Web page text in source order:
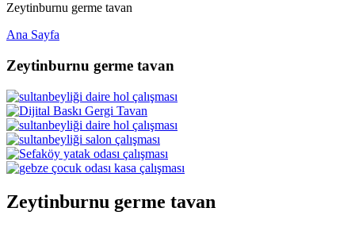
Zeytinburnu germe tavan
Ana Sayfa
Zeytinburnu germe tavan
Zeytinburnu germe tavan